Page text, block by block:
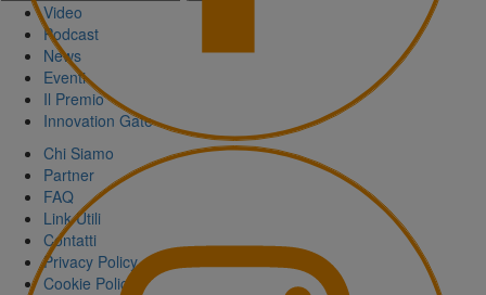
Video
Podcast
News
Eventi
Il Premio
Innovation Gate
Chi Siamo
Partner
FAQ
Link Utili
Contatti
Privacy Policy
Cookie Policy